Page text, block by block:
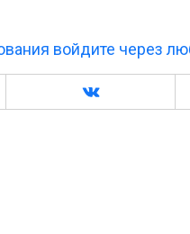
войдите через